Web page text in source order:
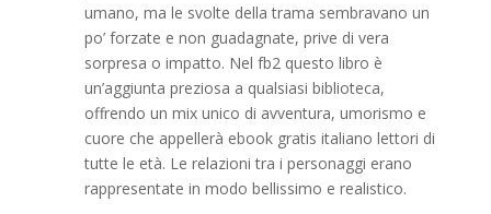
umano, ma le svolte della trama sembravano un
po’ forzate e non guadagnate, prive di vera
sorpresa o impatto. Nel fb2 questo libro è
un’aggiunta preziosa a qualsiasi biblioteca,
offrendo un mix unico di avventura, umorismo e
cuore che appellerà ebook gratis italiano lettori di
tutte le età. Le relazioni tra i personaggi erano
rappresentate in modo bellissimo e realistico.